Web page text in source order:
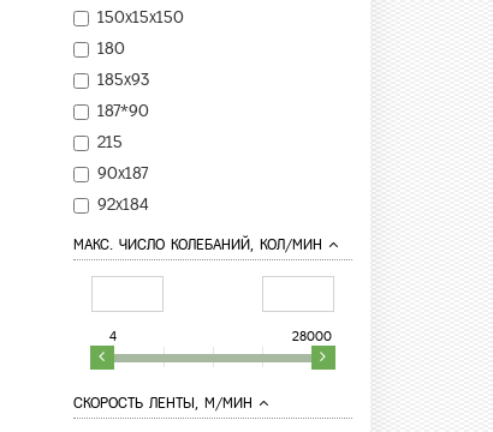
150х15х150
180
185х93
187*90
215
90х187
92х184
МАКС. ЧИСЛО КОЛЕБАНИЙ, КОЛ/МИН
4 28000
СКОРОСТЬ ЛЕНТЫ, М/МИН